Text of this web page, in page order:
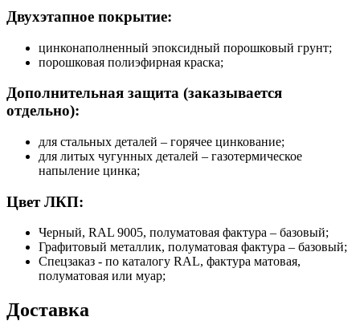
Двухэтапное покрытие:
цинконаполненный эпоксидный порошковый грунт;
порошковая полиэфирная краска;
Дополнительная защита (заказывается
отдельно):
для стальных деталей – горячее цинкование;
для литых чугунных деталей – газотермическое
напыление цинка;
Цвет ЛКП:
Черный, RAL 9005, полуматовая фактура – базовый;
Графитовый металлик, полуматовая фактура – базовый;
Спецзаказ - по каталогу RAL, фактура матовая,
полуматовая или муар;
Доставка